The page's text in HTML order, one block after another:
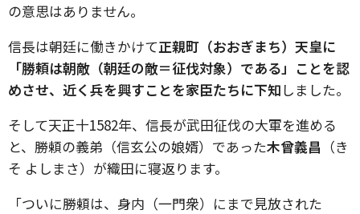
の意思はありません。
信長は朝廷に働きかけて正親町（おおぎまち）天皇に
「勝頼は朝敵（朝廷の敵＝征伐対象）である」ことを認
めさせ、近く兵を興すことを家臣たちに下知 しました。
そして天正十1582年、信長が武田征伐の大軍を進める
と、勝頼の義弟（信玄公の娘婿）であった木曾義昌 （き
そ よしまさ）が織田に寝返ります。
「ついに勝頼は、身内（一門衆）にまで見放された